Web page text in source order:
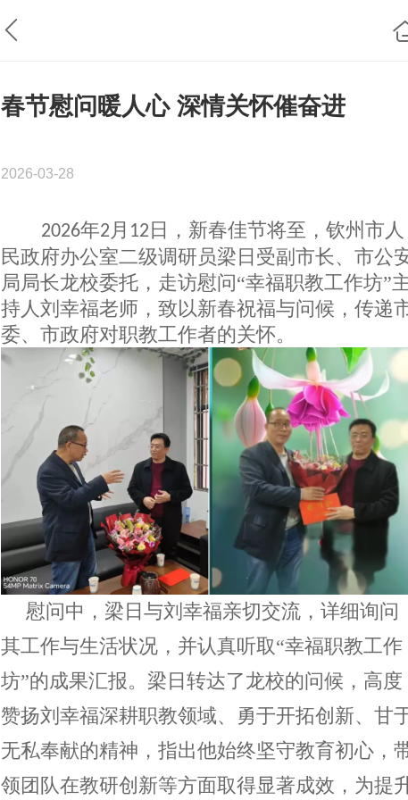
春节慰问暖人心 深情关怀催奋进
2026-03-28
2026年2月 12日，新春佳节将至，钦州市人
民政府办公室二级调研员梁日受副市长、市公
局局长龙校委托，走访慰问“幸福职教工作坊”
持人刘幸福老师，致以新春祝福与问候，传递
委、市政府对职教工作者的关怀。
慰问中，梁日与刘幸福亲切交流，详细询问
其工作与生活状况，并认真听取“幸福职教工作
坊”的成果汇报。梁日转达了龙校的问候，高度
赞扬刘幸福深耕职教领域、勇于开拓创新、甘
无私奉献的精神，指出他始终坚守教育初心，
领团队在教研创新等方面取得显著成效，为提